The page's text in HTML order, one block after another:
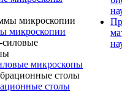
микроскопии
микроскопы
столы